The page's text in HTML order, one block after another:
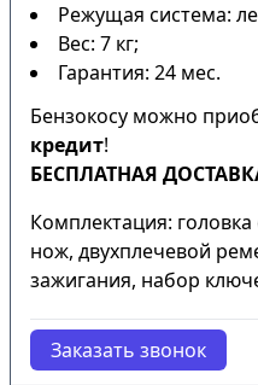
Режущая система:
Вес: 7 кг;
Гарантия: 24 мес.
Бензокосу можно
кредит!
БЕСПЛАТНАЯ
Комплектация:
нож, двухплечевой
зажигания, набор
Заказать звонок